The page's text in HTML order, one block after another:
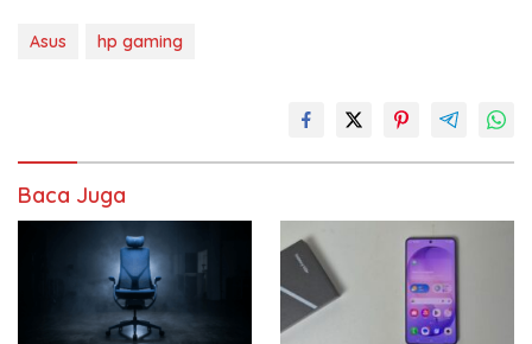
Asus hp gaming
Baca Juga